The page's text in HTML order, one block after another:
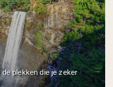
plekken die je zeker